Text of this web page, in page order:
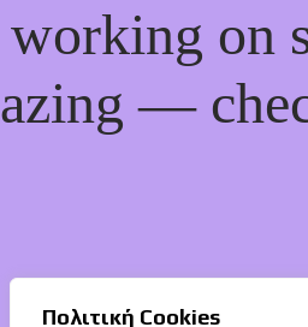
Πολιτική Cookies
working on
—